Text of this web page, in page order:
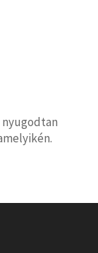
nyugodtan